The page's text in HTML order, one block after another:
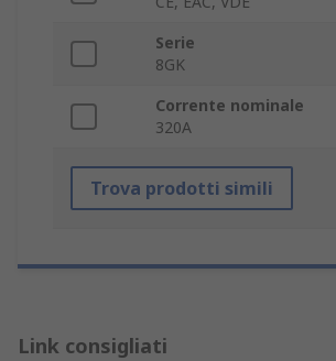
Serie
8GK
Corrente nominale
320A
Trova prodotti simili
Link consigliati